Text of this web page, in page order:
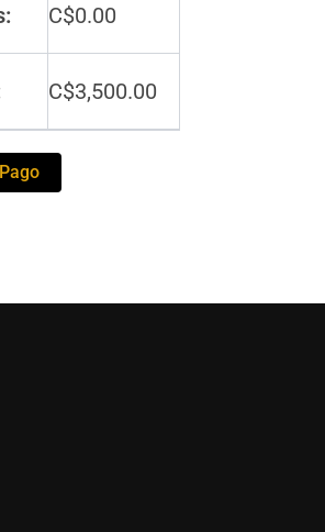
C$0.00
C$3,500.00